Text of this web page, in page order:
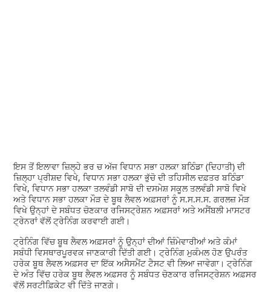
ਇਸ ਤੋਂ ਇਲਾਵਾ ਜ਼ਿਲ੍ਹੇ ਭਰ ਚ ਅੱਜ ਵਿਧਾਨ ਸਭਾ ਹਲਕਾ ਬਠਿੰਡਾ (ਦਿਹਾਤੀ) ਦੀ
ਜ਼ਿਲ੍ਹਾ ਪ੍ਰੀਸ਼ਦ ਵਿਖੇ, ਵਿਧਾਨ ਸਭਾ ਹਲਕਾ ਭੁੱਚੋ ਦੀ ਤਹਿਸੀਲ ਦਫ਼ਤਰ ਬਠਿੰਡਾ
ਵਿਖੇ, ਵਿਧਾਨ ਸਭਾ ਹਲਕਾ ਤਲਵੰਡੀ ਸਾਬੋ ਦੀ ਦਸਮੇਸ਼ ਸਕੂਲ ਤਲਵੰਡੀ ਸਾਬੋ ਵਿਖੇ
ਅਤੇ ਵਿਧਾਨ ਸਭਾ ਹਲਕਾ ਮੌੜ ਦੇ ਬੂਥ ਲੈਵਲ ਅਫ਼ਸਰਾਂ ਨੂੰ ਸ.ਸ.ਸ.ਸ. ਗਰਲਜ਼ ਮੌੜ
ਵਿਖੇ ਉਨ੍ਹਾਂ ਦੇ ਸਬੰਧਤ ਚੋਣਕਾਰ ਰਜਿਸਟ੍ਰੇਸ਼ਨ ਅਫ਼ਸਰਾਂ ਅਤੇ ਅਸੈਂਬਲੀ ਮਾਸਟਰ
ਟ੍ਰੇਨਰਾਂ ਵੱਲੋਂ ਟ੍ਰੇਨਿੰਗ ਕਰਵਾਈ ਗਈ।
ਟ੍ਰੇਨਿੰਗ ਵਿੱਚ ਬੂਥ ਲੈਵਲ ਅਫ਼ਸਰਾਂ ਨੂੰ ਉਨ੍ਹਾਂ ਦੀਆਂ ਜ਼ਿੰਮੇਵਾਰੀਆਂ ਅਤੇ ਕੰਮਾਂ
ਸਬੰਧੀ ਵਿਸਥਾਰਪੂਰਵਕ ਜਾਣਕਾਰੀ ਦਿੱਤੀ ਗਈ। ਟ੍ਰੇਨਿੰਗ ਮੁਕੰਮਲ ਹੋਣ ਉਪਰੰਤ
ਹਰੇਕ ਬੂਥ ਲੈਵਲ ਅਫ਼ਸਰ ਦਾ ਇੱਕ ਅਸੈਸਮੈਂਟ ਟੈਸਟ ਵੀ ਲਿਆ ਜਾਵੇਗਾ। ਟ੍ਰੇਨਿੰਗ
ਦੇ ਅੰਤ ਵਿੱਚ ਹਰੇਕ ਬੂਥ ਲੈਵਲ ਅਫ਼ਸਰ ਨੂੰ ਸਬੰਧਤ ਚੋਣਕਾਰ ਰਜਿਸਟ੍ਰੇਸ਼ਨ ਅਫ਼ਸਰ
ਵੱਲੋਂ ਸਰਟੀਫ਼ਿਕੇਟ ਵੀ ਦਿੱਤੇ ਜਾਣਗੇ।